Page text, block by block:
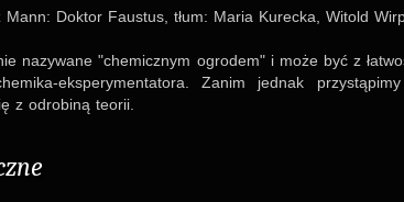
Mann: Dok­tor Fau­stus, tłum: Maria Kurecka, Witold
nazy­wane "che­micz­nym ogro­dem" i może być z
eks­pe­ry­men­ta­tora. Zanim jed­nak
z odro­biną teo­rii.